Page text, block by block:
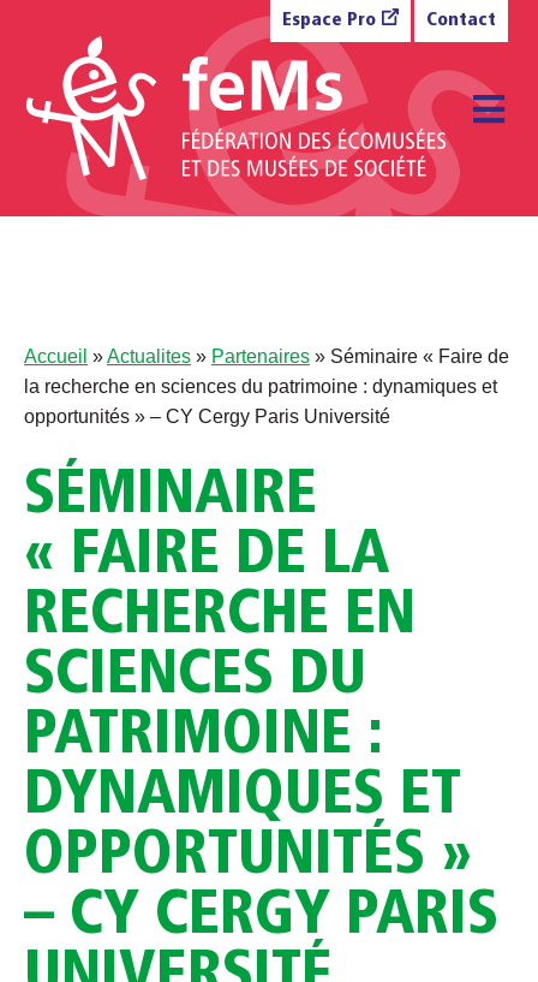
Espace Pro Contact
Accueil »Actualites » Partenaires » Séminaire « Faire de
la recherche en sciences du patrimoine : dynamiques et
opportunités » – CY Cergy Paris Université
SÉMINAIRE
« FAIRE DE LA
RECHERCHE EN
SCIENCES DU
PATRIMOINE :
DYNAMIQUES ET
OPPORTUNITÉS »
– CY CERGY PARIS